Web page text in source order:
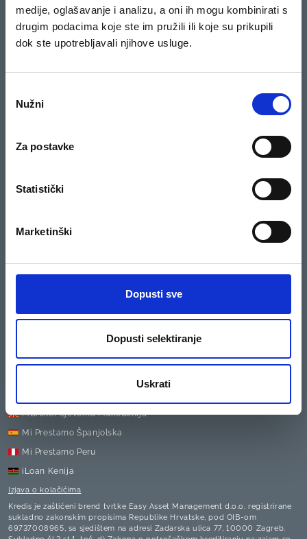
medije, oglašavanje i analizu, a oni ih mogu kombinirati s
drugim podacima koje ste im pružili ili koje su prikupili
dok ste upotrebljavali njihove usluge.
pristanka
Nužni
Za postavke
Statistički
Marketinški
Dopusti sve
Dopusti selektiranje
Uskrati
Pravila i uvjeti igre
Dobitnici nagradne igre
Kredis kao poslodavac
KONTAKTIRAJTE NAS
PRETPLATI SE
Međunarodne podružnice
EasyCredit Bugarska
iCredit Poljska
MBroker Sjeverna Makedonija
Mi Prestamo Španjolska
Mi Prestamo Peru
iLoan Kenija
Izjava o kolačićima
Kredis je zaštićeni brend tvrtke Easy Asset Management d.o.o. registrirane
sukladno zakonskim propisima Republike Hrvatske, pod OIB-om
69737008965, sa sjedištem na adresi Zadarska ulica 77, 10000 Zagreb.